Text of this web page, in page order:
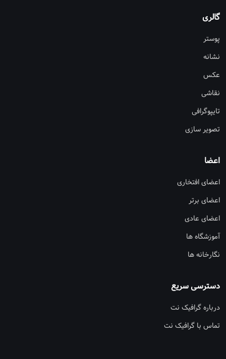
گالری
پوستر
نشانه
عکس
نقاشی
تایپوگرافی
تصویر سازی
اعضا
اعضای افتخاری
اعضای برتر
اعضای عادی
آموزشگاه ها
نگارخانه ها
دسترسی سریع
درباره گرافیک نت
تماس با گرافیک نت